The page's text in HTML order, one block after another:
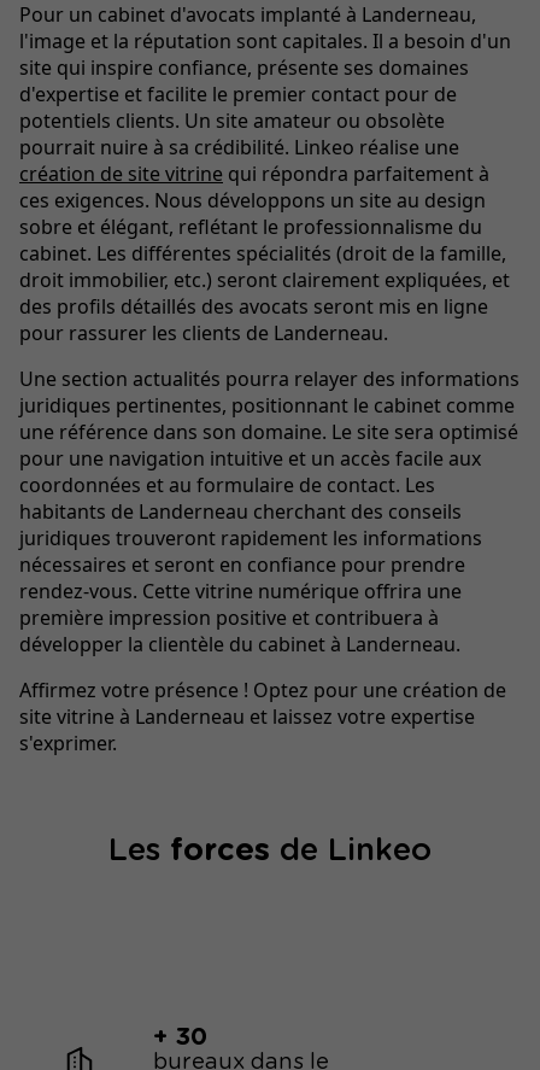
Pour un cabinet d'avocats implanté à Landerneau,
l'image et la réputation sont capitales. Il a besoin d'un
site qui inspire confiance, présente ses domaines
d'expertise et facilite le premier contact pour de
potentiels clients. Un site amateur ou obsolète
pourrait nuire à sa crédibilité. Linkeo réalise une
création de site vitrine qui répondra parfaitement à
ces exigences. Nous développons un site au design
sobre et élégant, reflétant le professionnalisme du
cabinet. Les différentes spécialités (droit de la famille,
droit immobilier, etc.) seront clairement expliquées, et
des profils détaillés des avocats seront mis en ligne
pour rassurer les clients de Landerneau.
Une section actualités pourra relayer des informations
juridiques pertinentes, positionnant le cabinet comme
une référence dans son domaine. Le site sera optimisé
pour une navigation intuitive et un accès facile aux
coordonnées et au formulaire de contact. Les
habitants de Landerneau cherchant des conseils
juridiques trouveront rapidement les informations
nécessaires et seront en confiance pour prendre
rendez-vous. Cette vitrine numérique offrira une
première impression positive et contribuera à
développer la clientèle du cabinet à Landerneau.
Affirmez votre présence ! Optez pour une création de
site vitrine à Landerneau et laissez votre expertise
s'exprimer.
Les forces de Linkeo
+ 30
bureaux dans le